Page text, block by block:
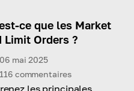
et leurs
cas d'utilisation pour
ce que les Market
Limit Orders ?
06 mai 2025
116 commentaires